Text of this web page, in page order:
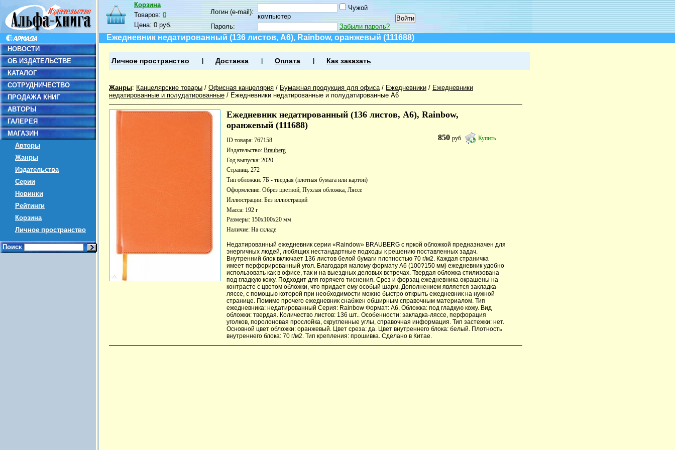
НОВОСТИ
ОБ ИЗДАТЕЛЬСТВЕ
КАТАЛОГ
СОТРУДНИЧЕСТВО
ПРОДАЖА КНИГ
АВТОРЫ
ГАЛЕРЕЯ
МАГАЗИН
Авторы
Жанры
Издательства
Серии
Новинки
Рейтинги
Корзина
Личное пространство
Поиск
Корзина
Товаров:0
Цена:0 руб.
Логин (e-mail):
Чужой
компьютер
Пароль:
Забыли пароль?
Ежедневник недатированный (136 листов, А6), Rainbow, оранжевый (111688)
Личное пространство Доставка Оплата Как заказать
Жанры: Канцелярские товары / Офисная канцелярия / Бумажная продукция для офиса/ Ежедневники / Ежедневники
недатированные и полудатированные / Ежедневники недатированные и полудатированные А6
Ежедневник недатированный (136 листов, А6), Rainbow,
оранжевый (111688)
850руб Купить
ID товара: 767158
Издательство: Brauberg
Год выпуска: 2020
Страниц: 272
Тип обложки: 7Б - твердая (плотная бумага или картон)
Оформление: Обрез цветной, Пухлая обложка, Ляссе
Иллюстрации: Без иллюстраций
Масса: 192 г
Размеры: 150x100x20 мм
Наличие: На складе
Недатированный ежедневник серии «Raindow» BRAUBERG с яркой обложкой предназначен для
энергичных людей, любящих нестандартные подходы к решению поставленных задач.
Внутренний блок включает 136 листов белой бумаги плотностью 70 г/м2. Каждая страничка
имеет перфорированный угол. Благодаря малому формату А6 (100?150 мм) ежедневник удобно
использовать как в офисе, так и на выездных деловых встречах. Твердая обложка стилизована
под гладкую кожу. Подходит для горячего тиснения. Срез и форзац ежедневника окрашены на
контрасте с цветом обложки, что придает ему особый шарм. Дополнением является закладка-
ляссе, с помощью которой при необходимости можно быстро открыть ежедневник на нужной
странице. Помимо прочего ежедневник снабжен обширным справочным материалом. Тип
ежедневника: недатированный Серия: Rainbow Формат: А6. Обложка: под гладкую кожу. Вид
обложки: твердая. Количество листов: 136 шт.. Особенности: закладка-ляссе, перфорация
уголков, поролоновая прослойка, скругленные углы, справочная информация. Тип застежки: нет.
Основной цвет обложки: оранжевый. Цвет среза: да. Цвет внутреннего блока: белый. Плотность
внутреннего блока: 70 г/м2. Тип крепления: прошивка. Сделано в Китае.